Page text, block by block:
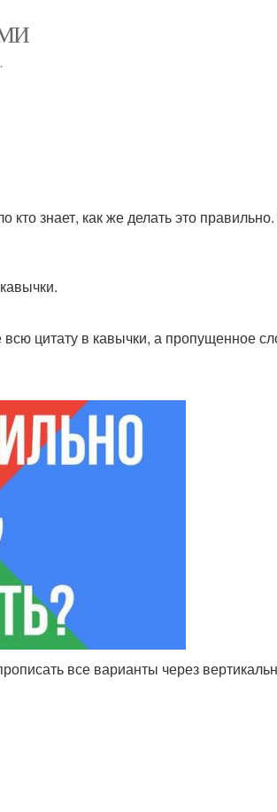
знает, как же делать это
цитату в кавычки, а пропущенное
все варианты через